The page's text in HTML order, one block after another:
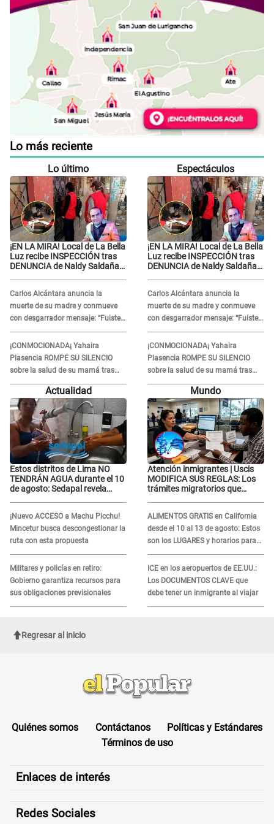
Lo más reciente
Lo último
¡EN LA MIRA! Local de La Bella
Luz recibe INSPECCIÓN tras
DENUNCIA de Naldy Saldaña
Carlos Alcántara anuncia la
muerte de su madre y conmueve
con desgarrador mensaje: “Fuiste
una gran mujer”
¡CONMOCIONADA¡ Yahaira
Plasencia ROMPE SU SILENCIO
sobre la salud de su mamá tras
APARECER en centro oncológico:
“La oración tiene poder”
Espectáculos
¡EN LA MIRA! Local de La Bella
Luz recibe INSPECCIÓN tras
DENUNCIA de Naldy Saldaña
Carlos Alcántara anuncia la
muerte de su madre y conmueve
con desgarrador mensaje: “Fuiste
una gran mujer”
¡CONMOCIONADA¡ Yahaira
Plasencia ROMPE SU SILENCIO
sobre la salud de su mamá tras
APARECER en centro oncológico:
“La oración tiene poder”
Actualidad
Estos distritos de Lima NO
TENDRÁN AGUA durante el 10
de agosto: Sedapal revela
¡Nuevo ACCESO a Machu Picchu!
Mincetur busca descongestionar la
ruta con esta propuesta
Militares y policías en retiro:
Gobierno garantiza recursos para
sus obligaciones previsionales
Mundo
Atención inmigrantes | Uscis
MODIFICA SUS REGLAS: Los
trámites migratorios que
ALIMENTOS GRATIS en California
desde el 10 al 13 de agosto: Estos
son los LUGARES y horarios para
recibir la ayuda
ICE en los aeropuertos de EE.UU.:
Los DOCUMENTOS CLAVE que
debe tener un inmigrante al viajar
Regresar al inicio
Quiénes somos Contáctanos
Políticas y Estándares
Términos de uso
Enlaces de interés
Redes Sociales